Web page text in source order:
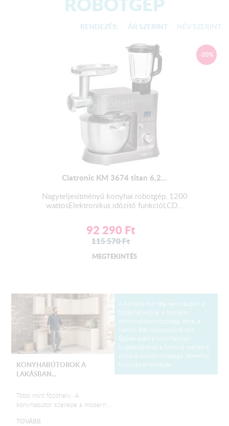
RENDEZÉS: ÁR SZERINT NÉV SZERINT
-20%
Clatronic KM 3674 titan 6,2...
Nagyteljesítményű konyhai robotgép, 1200
wattosElektronikus időzítő funkcióLCD...
92 290 Ft
115 570Ft
MEGTEKINTÉS
KONYHABÚTOROK A
LAKÁSBAN...
Több mint főzőhely: A
konyhabútor szerepe a modern...
TOVÁBB
A konyha már rég nem csupán a
főzés helyszíne; a modern
otthonokban közösségi térré, a
családi élet központjává vált.
Éppen ezért a konyhabútor
kiválasztásánál a funkció mellett a
stílus is kulcsfontosságú. Amerikai
konyhás elrendezés...